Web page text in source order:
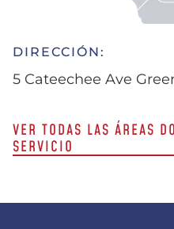
DIRECCIÓN:
5 Cateechee Ave
VER TODAS LAS ÁREAS
SERVICIO